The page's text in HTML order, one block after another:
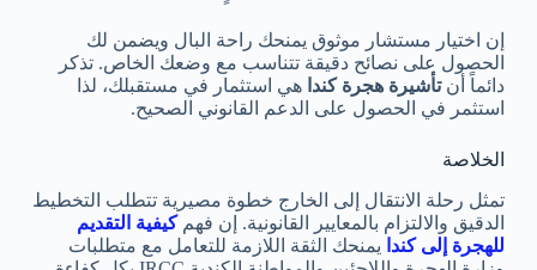
إن اختيار مستشار موثوق يمنحك راحة البال ويضمن لك
الحصول على نصائح دقيقة تتناسب مع وضعك الخاص. تذكر
دائماً أنتأشيرة هجرة كندا هي استثمار في مستقبلك، لذا
استثمر في الحصول على الدعم القانوني الصحيح.
الخلاصة
تمثل رحلة الانتقال إلى الخارج خطوة مصيرية تتطلب التخطيط
الدقيق والالتزام بالمعايير القانونية. إن فهمكيفية التقديم
للهجرة إلى كندا يمنحك الثقة اللازمة للتعامل مع متطلبات